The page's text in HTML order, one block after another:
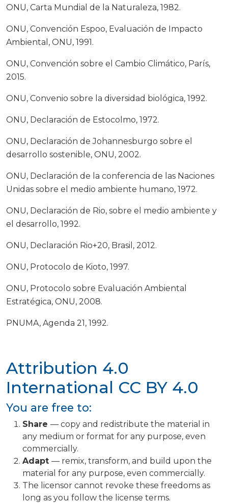
Attribution 4.0
International CC BY 4.0
You are free to:
Share — copy and redistribute the material in
any medium or format for any purpose, even
commercially.
Adapt — remix, transform, and build upon the
material for any purpose, even commercially.
The licensor cannot revoke these freedoms as
long as you follow the license terms.
ONU, Carta Mundial de la Naturaleza, 1982.
ONU, Convención Espoo, Evaluación de Impacto
Ambiental, ONU, 1991.
ONU, Convención sobre el Cambio Climático, París,
2015.
ONU, Convenio sobre la diversidad biológica, 1992.
ONU, Declaración de Estocolmo, 1972.
ONU, Declaración de Johannesburgo sobre el
desarrollo sostenible, ONU, 2002.
ONU, Declaración de la conferencia de las Naciones
Unidas sobre el medio ambiente humano, 1972.
ONU, Declaración de Rio, sobre el medio ambiente y
el desarrollo, 1992.
ONU, Declaración Rio+20, Brasil, 2012.
ONU, Protocolo de Kioto, 1997.
ONU, Protocolo sobre Evaluación Ambiental
Estratégica, ONU, 2008.
PNUMA, Agenda 21, 1992.